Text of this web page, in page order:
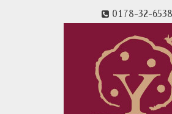
0178-32-6538